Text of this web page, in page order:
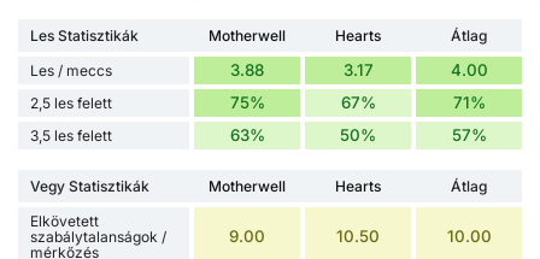
Les Statisztikák Motherwell Hearts
Átlag
Les / meccs
3.88 3.17 4.00
2,5 les felett 75% 67% 71%
3,5 les felett 63% 50% 57%
Vegy Statisztikák Motherwell Hearts
Átlag
Elkövetett
szabálytalanságok /
mérkőzés
9.00 10.50 10.00